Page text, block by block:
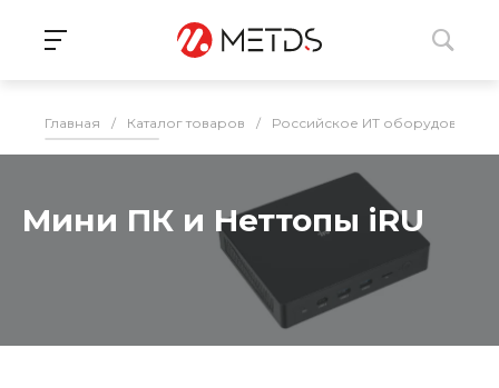
Главная / Каталог товаров / Российское ИТ оборудование
Мини ПК и Неттопы iRU